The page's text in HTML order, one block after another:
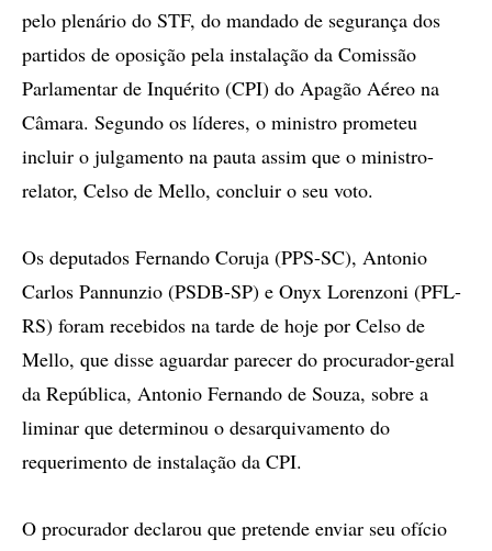
pelo plenário do STF, do mandado de segurança dos
partidos de oposição pela instalação da Comissão
Parlamentar de Inquérito (CPI) do Apagão Aéreo na
Câmara. Segundo os líderes, o ministro prometeu
incluir o julgamento na pauta assim que o ministro-
relator, Celso de Mello, concluir o seu voto.
Os deputados Fernando Coruja (PPS-SC), Antonio
Carlos Pannunzio (PSDB-SP) e Onyx Lorenzoni (PFL-
RS) foram recebidos na tarde de hoje por Celso de
Mello, que disse aguardar parecer do procurador-geral
da República, Antonio Fernando de Souza, sobre a
liminar que determinou o desarquivamento do
requerimento de instalação da CPI.
O procurador declarou que pretende enviar seu ofício